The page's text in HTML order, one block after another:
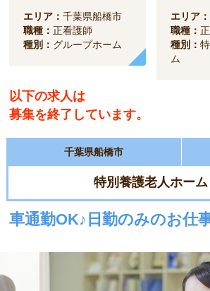
エリア：千葉県船橋市
職種：正看護師
種別： グループホーム
エリア：
職種：
種別：
ム
以下の求人は
募集を終了しています。
千葉県船橋市
特別養護老人ホーム
車通勤OK♪日勤のみのお仕